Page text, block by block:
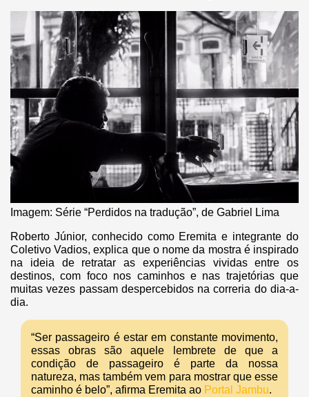
Imagem: Série “Perdidos na tradução”, de Gabriel Lima
Roberto Júnior, conhecido como Eremita e integrante do
Coletivo Vadios, explica que o nome da mostra é inspirado
na ideia de retratar as experiências vividas entre os
destinos, com foco nos caminhos e nas trajetórias que
muitas vezes passam despercebidos na correria do dia-a-
dia.
“Ser passageiro é estar em constante movimento,
essas obras são aquele lembrete de que a
condição de passageiro é parte da nossa
natureza, mas também vem para mostrar que esse
caminho é belo”, afirma Eremita ao Portal Jambu.